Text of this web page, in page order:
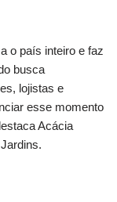
o país inteiro e faz
busca
lojistas e
esse momento
Acácia